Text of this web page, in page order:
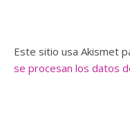
Este sitio usa Akismet
se procesan los datos